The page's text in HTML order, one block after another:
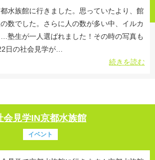
水族館に行きました。思っていたより、館
数でした。さらに人の数が多い中、イルカ
塾生が一人選ばれました！その時の写真も
日の社会見学が…
続きを読む
会見学IN京都水族館
イベント